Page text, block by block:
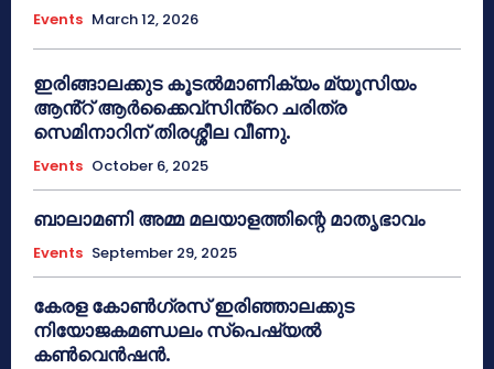
Events March 12, 2026
ഇരിങ്ങാലക്കുട കൂടൽമാണിക്യം മ്യൂസിയം
ആൻ്റ് ആർക്കൈവ്സിൻ്റെ ചരിത്ര
സെമിനാറിന് തിരശ്ശീല വീണു.
Events October 6, 2025
ബാലാമണി അമ്മ മലയാളത്തിന്റെ മാതൃഭാവം
Events September 29, 2025
കേരള കോൺഗ്രസ് ഇരിഞ്ഞാലക്കുട
നിയോജകമണ്ഡലം സ്പെഷ്യൽ
കൺവെൻഷൻ.